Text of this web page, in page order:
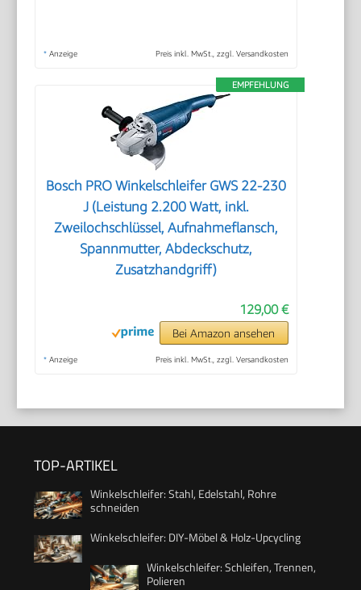
* Anzeige Preis inkl. MwSt., zzgl. Versandkosten
EMPFEHLUNG
Bosch PRO Winkelschleifer GWS 22-230
J (Leistung 2.200 Watt, inkl.
Zweilochschlüssel, Aufnahmeflansch,
Spannmutter, Abdeckschutz,
Zusatzhandgriff)
129,00 €
Bei Amazon ansehen
* Anzeige Preis inkl. MwSt., zzgl. Versandkosten
TOP-ARTIKEL
Winkelschleifer: Stahl, Edelstahl, Rohre
schneiden
Winkelschleifer: DIY-Möbel & Holz-Upcycling
Winkelschleifer: Schleifen, Trennen,
Polieren